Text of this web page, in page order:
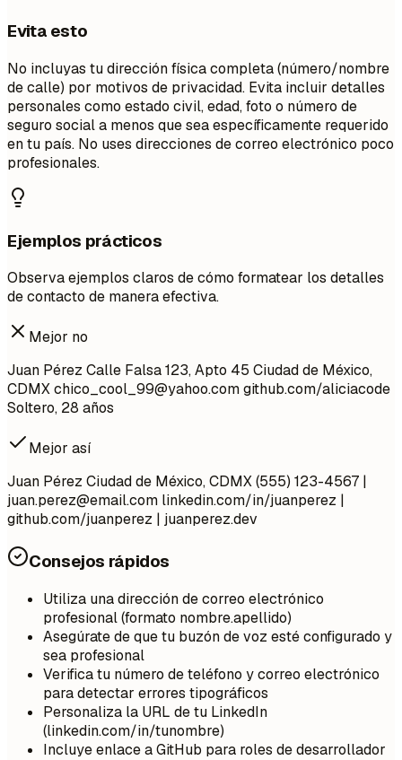
Evita esto
No incluyas tu dirección física completa (número/nombre
de calle) por motivos de privacidad. Evita incluir detalles
personales como estado civil, edad, foto o número de
seguro social a menos que sea específicamente requerido
en tu país. No uses direcciones de correo electrónico poco
profesionales.
Ejemplos prácticos
Observa ejemplos claros de cómo formatear los detalles
de contacto de manera efectiva.
Mejor no
Juan Pérez Calle Falsa 123, Apto 45 Ciudad de México,
CDMXchico_cool_99@yahoo.comgithub.com/aliciacode
Soltero, 28 años
Mejor así
Juan Pérez Ciudad de México, CDMX (555) 123-4567 |
juan.perez@email.com linkedin.com/in/juanperez |
github.com/juanperez | juanperez.dev
Consejos rápidos
Utiliza una dirección de correo electrónico
profesional (formato nombre.apellido)
Asegúrate de que tu buzón de voz esté configurado y
sea profesional
Verifica tu número de teléfono y correo electrónico
para detectar errores tipográficos
Personaliza la URL de tu LinkedIn
(linkedin.com/in/tunombre)
Incluye enlace a GitHub para roles de desarrollador